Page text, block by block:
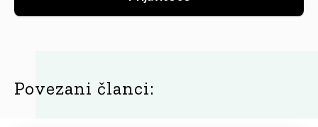
Povezani članci: